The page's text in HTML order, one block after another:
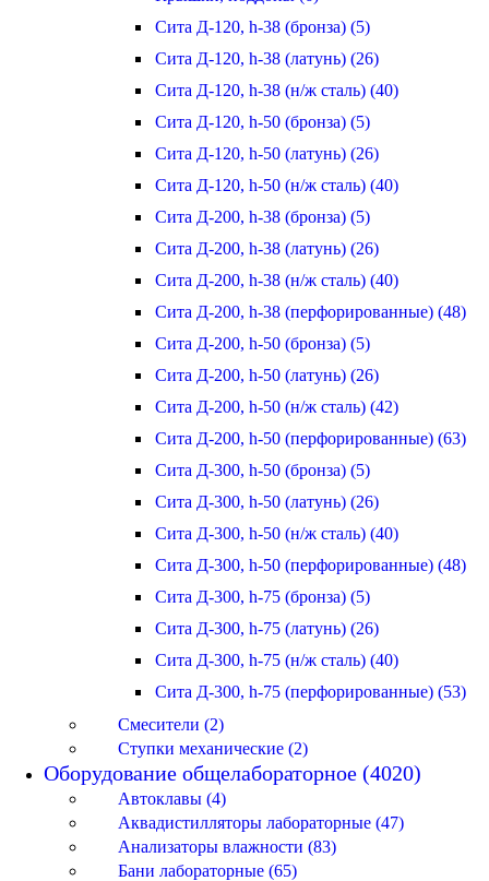
Сита Д-120, h-38 (бронза) (5)
Сита Д-120, h-38 (латунь) (26)
Сита Д-120, h-38 (н/ж сталь) (40)
Сита Д-120, h-50 (бронза) (5)
Сита Д-120, h-50 (латунь) (26)
Сита Д-120, h-50 (н/ж сталь) (40)
Сита Д-200, h-38 (бронза) (5)
Сита Д-200, h-38 (латунь) (26)
Сита Д-200, h-38 (н/ж сталь) (40)
Сита Д-200, h-38 (перфорированные) (48)
Сита Д-200, h-50 (бронза) (5)
Сита Д-200, h-50 (латунь) (26)
Сита Д-200, h-50 (н/ж сталь) (42)
Сита Д-200, h-50 (перфорированные) (63)
Сита Д-300, h-50 (бронза) (5)
Сита Д-300, h-50 (латунь) (26)
Сита Д-300, h-50 (н/ж сталь) (40)
Сита Д-300, h-50 (перфорированные) (48)
Сита Д-300, h-75 (бронза) (5)
Сита Д-300, h-75 (латунь) (26)
Сита Д-300, h-75 (н/ж сталь) (40)
Сита Д-300, h-75 (перфорированные) (53)
Смесители (2)
Ступки механические (2)
Оборудование общелабораторное (4020)
Автоклавы (4)
Аквадистилляторы лабораторные (47)
Анализаторы влажности (83)
Бани лабораторные (65)